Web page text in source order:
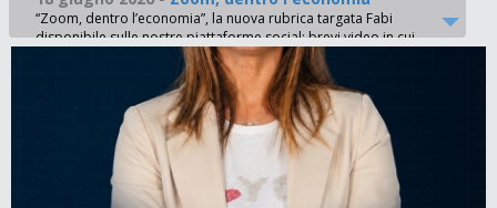
“Zoom, dentro l’economia”, la nuova rubrica targata Fabi
disponibile sulle nostre piattaforme social: brevi video in cui
Annalisa Campana spiega, con linguaggio semplice e
divulgativo, i principali argomenti della settimana. In questa
puntata si parla dei tassi BCE: perché sono così importanti,
come influenzano le scelte di famiglie e imprese, quali effetti
hanno su inflazione, mutui e crescita economica e perché
incidono direttamente sulla nostra vita quotidiana.